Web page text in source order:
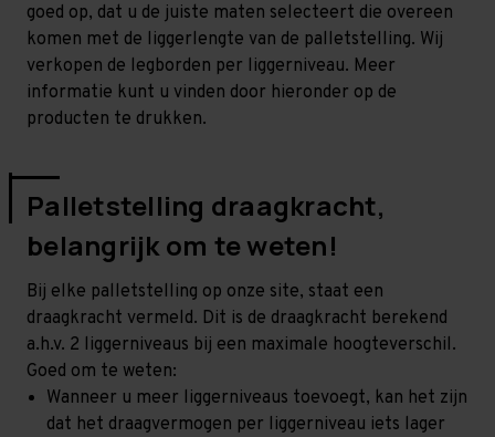
goed op, dat u de juiste maten selecteert die overeen
komen met de liggerlengte van de palletstelling. Wij
verkopen de legborden per liggerniveau. Meer
informatie kunt u vinden door hieronder op de
producten te drukken.
Palletstelling draagkracht,
belangrijk om te weten!
Bij elke palletstelling op onze site, staat een
draagkracht vermeld. Dit is de draagkracht berekend
a.h.v. 2 liggerniveaus bij een maximale hoogteverschil.
Goed om te weten:
Wanneer u meer liggerniveaus toevoegt, kan het zijn
dat het draagvermogen per liggerniveau iets lager